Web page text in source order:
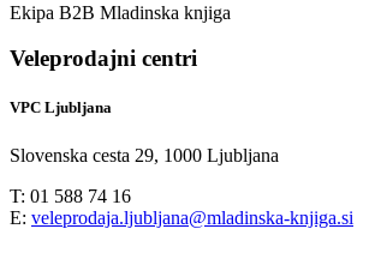
Ekipa B2B Mladinska knjiga
Veleprodajni centri
VPC Ljubljana
Slovenska cesta 29, 1000 Ljubljana
T: 01 588 74 16
E: veleprodaja.ljubljana@mladinska-knjiga.si